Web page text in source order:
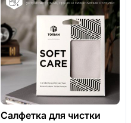
Салфетка для чистки